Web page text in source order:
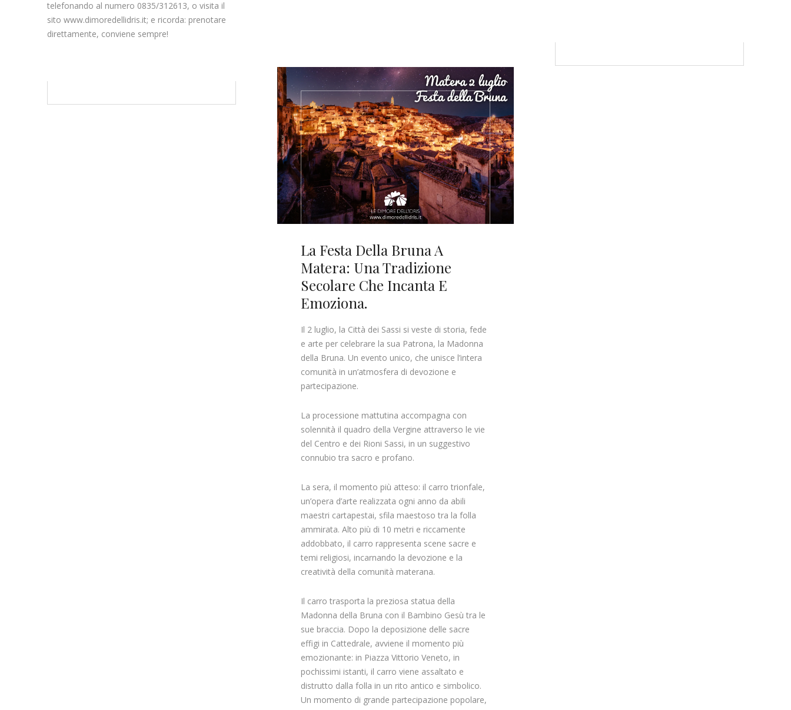
telefonando al numero 0835/312613, o visita il
sito www.dimoredellidris.it; e ricorda: prenotare
direttamente, conviene sempre!
La Festa Della Bruna A
Matera: Una Tradizione
Secolare Che Incanta E
Emoziona.
Il 2 luglio, la Città dei Sassi si veste di storia, fede
e arte per celebrare la sua Patrona, la Madonna
della Bruna. Un evento unico, che unisce l’intera
comunità in un’atmosfera di devozione e
partecipazione.
La processione mattutina accompagna con
solennità il quadro della Vergine attraverso le vie
del Centro e dei Rioni Sassi, in un suggestivo
connubio tra sacro e profano.
La sera, il momento più atteso: il carro trionfale,
un’opera d’arte realizzata ogni anno da abili
maestri cartapestai, sfila maestoso tra la folla
ammirata. Alto più di 10 metri e riccamente
addobbato, il carro rappresenta scene sacre e
temi religiosi, incarnando la devozione e la
creatività della comunità materana.
Il carro trasporta la preziosa statua della
Madonna della Bruna con il Bambino Gesù tra le
sue braccia. Dopo la deposizione delle sacre
effigi in Cattedrale, avviene il momento più
emozionante: in Piazza Vittorio Veneto, in
pochissimi istanti, il carro viene assaltato e
distrutto dalla folla in un rito antico e simbolico.
Un momento di grande partecipazione popolare,